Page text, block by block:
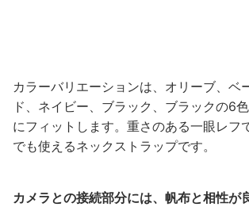
カラーバリエーションは、オリーブ、ベ
ド、ネイビー、ブラック、ブラックの6
にフィットします。重さのある一眼レフ
でも使えるネックストラップです。
カメラとの接続部分には、帆布と相性が